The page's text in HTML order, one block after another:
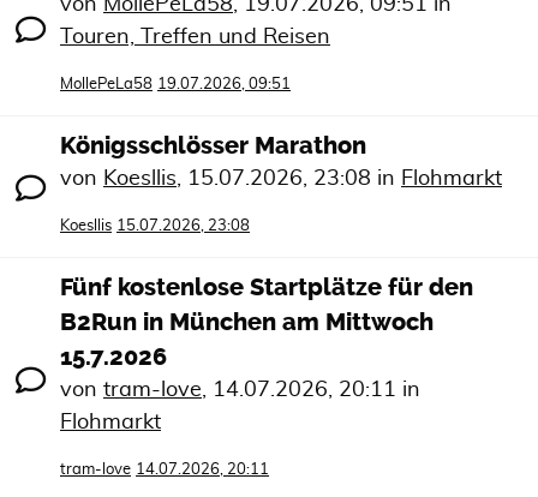
von MollePeLa58, 19.07.2026, 09:51 in
Touren, Treffen und Reisen
MollePeLa58 19.07.2026, 09:51
Königsschlösser Marathon
von Koesllis, 15.07.2026, 23:08 in Flohmarkt
Koesllis 15.07.2026, 23:08
Fünf kostenlose Startplätze für den
B2Run in München am Mittwoch
15.7.2026
von tram-love, 14.07.2026, 20:11 in
Flohmarkt
tram-love 14.07.2026, 20:11